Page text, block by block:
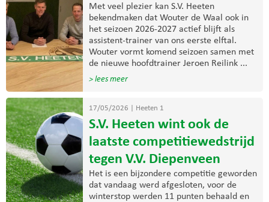
Met veel plezier kan S.V. Heeten
bekendmaken dat Wouter de Waal ook in
het seizoen 2026-2027 actief blijft als
assistent-trainer van ons eerste elftal.
Wouter vormt komend seizoen samen met
de nieuwe hoofdtrainer Jeroen Reilink ...
> lees meer
17/05/2026 Heeten 1
S.V. Heeten wint ook de
laatste competitiewedstrijd
tegen V.V. Diepenveen
Het is een bijzondere competitie geworden
dat vandaag werd afgesloten, voor de
winterstop werden 11 punten behaald en